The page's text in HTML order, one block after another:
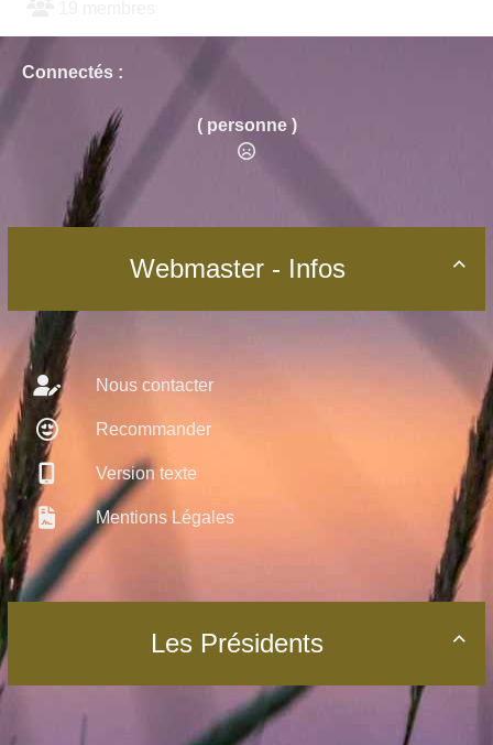
Connectés :
( personne )

Webmaster - Infos
Nous contacter
Recommander
Version texte
Mentions Légales

Les Présidents